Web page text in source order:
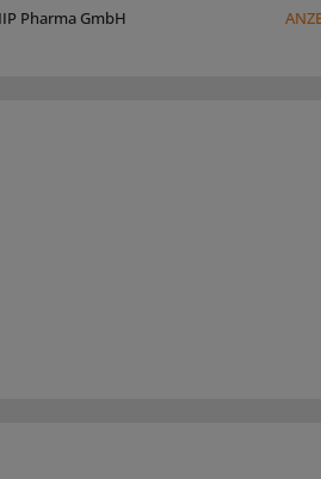
Pharma GmbH